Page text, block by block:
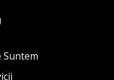
Suntem